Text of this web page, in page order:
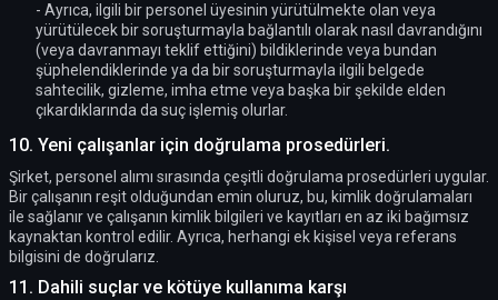
- Ayrıca, ilgili bir personel üyesinin yürütülmekte olan veya
yürütülecek bir soruşturmayla bağlantılı olarak nasıl davrandığını
(veya davranmayı teklif ettiğini) bildiklerinde veya bundan
şüphelendiklerinde ya da bir soruşturmayla ilgili belgede
sahtecilik, gizleme, imha etme veya başka bir şekilde elden
çıkardıklarında da suç işlemiş olurlar.
10. Yeni çalışanlar için doğrulama prosedürleri.
Şirket, personel alımı sırasında çeşitli doğrulama prosedürleri uygular.
Bir çalışanın reşit olduğundan emin oluruz, bu, kimlik doğrulamaları
ile sağlanır ve çalışanın kimlik bilgileri ve kayıtları en az iki bağımsız
kaynaktan kontrol edilir. Ayrıca, herhangi ek kişisel veya referans
bilgisini de doğrularız.
11. Dahili suçlar ve kötüye kullanıma karşı